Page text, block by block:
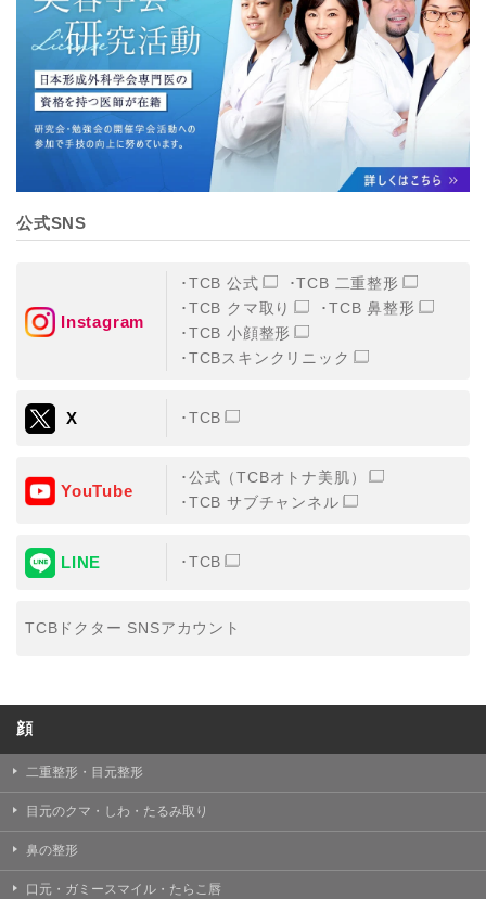
TCBグループは、取り扱う個人情報を、厳正な管理の下
に蓄積・保管し、当該個人情報への不正アクセス・紛
失・破壊・改ざんおよび漏洩等を防止するため、必要か
つ適切な組織的・人的・物理的・技術的防御措置を講じ
ます。
【個人情報の共同利用について】
TCBグループは、【利用目的】達成に必要な範囲で、取
得情報を共同して利用することがあります。
なお、共同利用にあたっては、一般社団法人メディカル
す。
一般社団法人メディカルアライアンス
①共同して利用される情報
②共同して利用する者の範囲
③共同利用する者の利用目的
【外部委託について】
おいて、取得情報の取扱いの全部または一部を外部の業
務委託先に委託することがあります。取得情報の取り扱
TCBグループは、個人情報保護法その他の法令により認
められる場合を除き、患者様の同意なしに、取得情報を
ん。
【個人情報の開示・訂正・利用停止について】
TCBグループは、本人の申し出により個人情報に関する
開示、訂正、更新、削除、利用停止その他お問い合わせ
公式SNS
Instagram
TCB 公式
TCB 二重整形
TCB クマ取り
TCB 鼻整形
TCB 小顔整形
TCBスキンクリニック
X TCB
YouTube
公式（TCBオトナ美肌）
TCB サブチャンネル
LINE TCB
TCBドクター SNSアカウント
顔
二重整形・目元整形
目元のクマ・しわ・たるみ取り
鼻の整形
口元・ガミースマイル・たらこ唇